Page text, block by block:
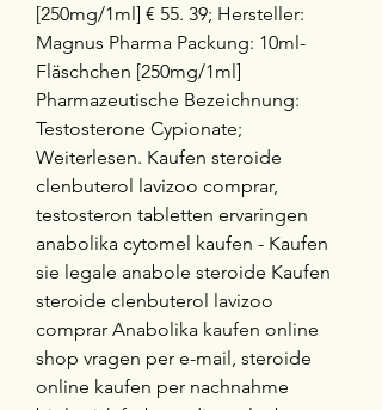
[250mg/1ml] € 55. 39; Hersteller:
Magnus Pharma Packung: 10ml-
Fläschchen [250mg/1ml]
Pharmazeutische Bezeichnung:
Testosterone Cypionate;
Weiterlesen. Kaufen steroide
clenbuterol lavizoo comprar,
testosteron tabletten ervaringen
anabolika cytomel kaufen - Kaufen
sie legale anabole steroide Kaufen
steroide clenbuterol lavizoo
comprar Anabolika kaufen online
shop vragen per e-mail, steroide
online kaufen per nachnahme